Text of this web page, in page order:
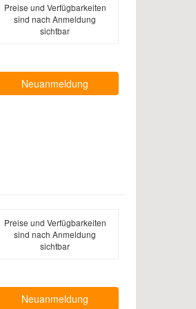
Preise und Verfügbarkeiten
sind nach Anmeldung
sichtbar
Neuanmeldung
Preise und Verfügbarkeiten
sind nach Anmeldung
sichtbar
Neuanmeldung